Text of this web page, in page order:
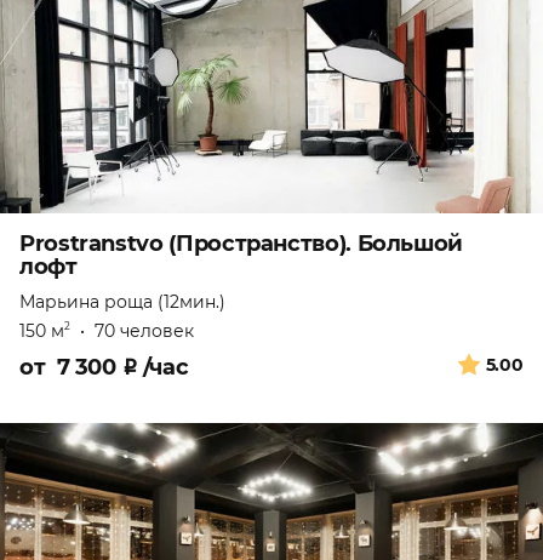
Prostranstvo (Пространство). Большой
лофт
Марьина роща (12мин.)
150 м2 • 70 человек
5.00
от 7 300 ₽ /час